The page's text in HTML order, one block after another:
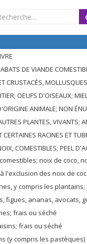
DE VIANDE
MOLLUSQUES ET AUTRES
MIEL NATUREL; PRODUITS COMESTIBLES D'ORIGINE
ANIMALE; NON ÉNUMÉRÉ
VIVANTS; AMPOULES, RACINES ET ANALOGUES; FLEURS
RACINES ET
COMESTIBLES; PEEL
noix de coco, noix du Brésil et noix de cajou, fraîches ou sèches,
des noix de coco, du Brésil et des noix de cajou); frais ou séchés,
y compris les
ananas, avocats, goyaves, mangues et
frais ou séché
frais ou séché
(y compris les pastèques) et